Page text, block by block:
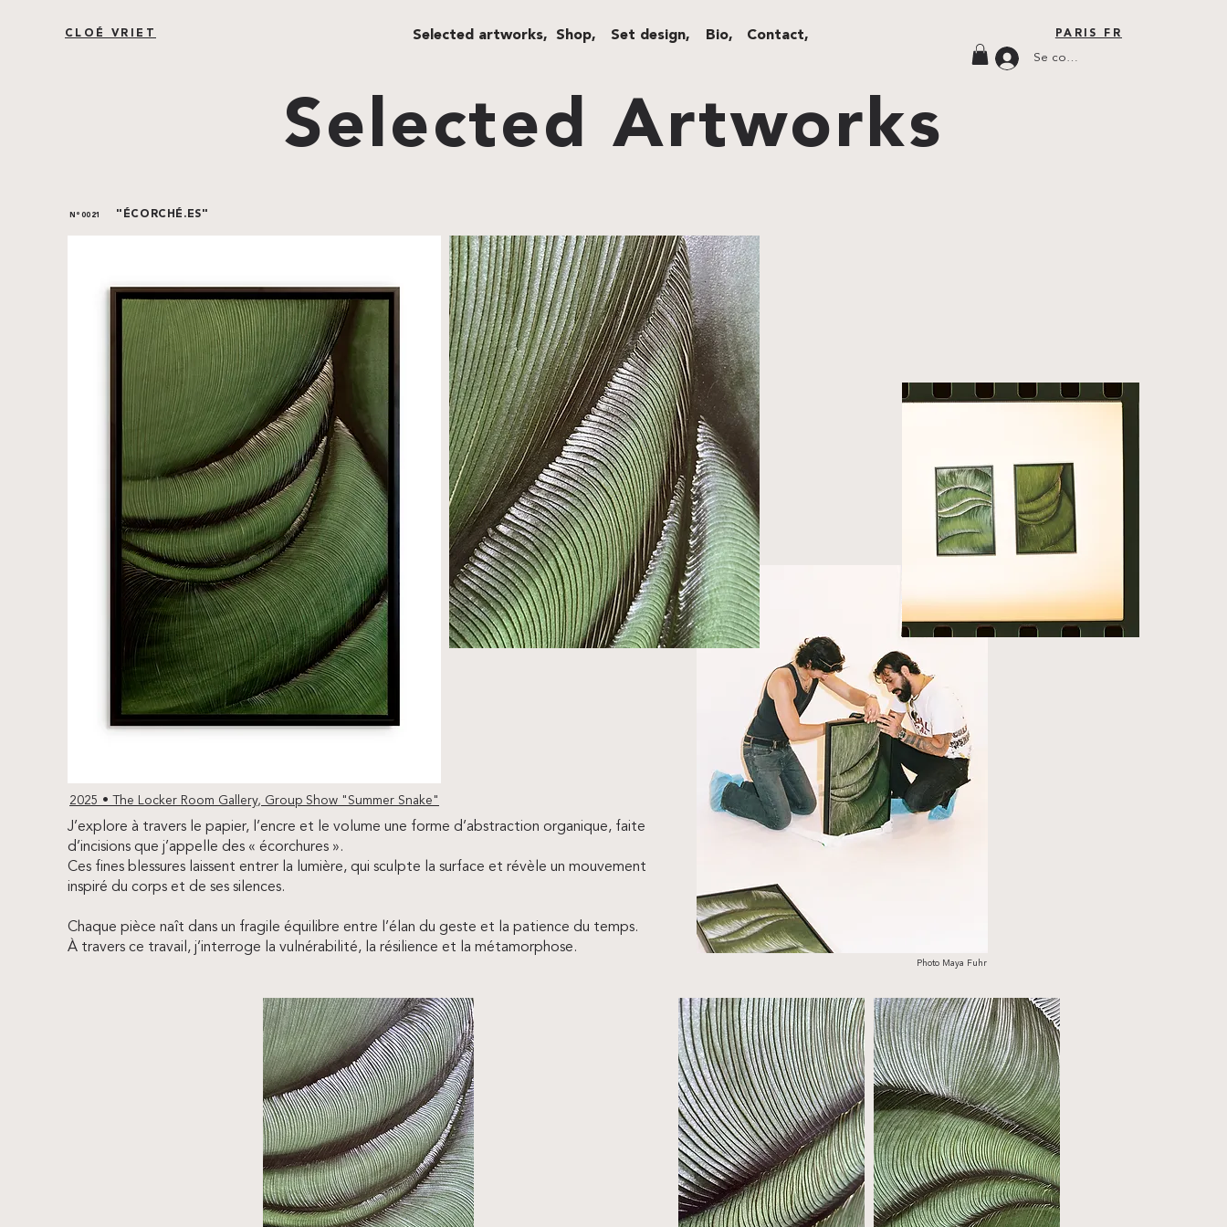
CLOÉ VRIET Contact,
Selected artworks, Shop, Set design, Bio, PARIS FR
Se connecter
Selected Artworks
N°0021 "ÉCORCHÉ.ES"
SOLD
J’explore à travers le papier, l’encre et le volume une forme d’abstraction organique, faite
d’incisions que j’appelle des « écorchures ».
Ces fines blessures laissent entrer la lumière, qui sculpte la surface et révèle un mouvement
inspiré du corps et de ses silences.
Chaque pièce naît dans un fragile équilibre entre l’élan du geste et la patience du temps.
À travers ce travail, j’interroge la vulnérabilité, la résilience et la métamorphose.
2025 • The Locker Room Gallery, Group Show "Summer Snake"
Photo Maya Fuhr